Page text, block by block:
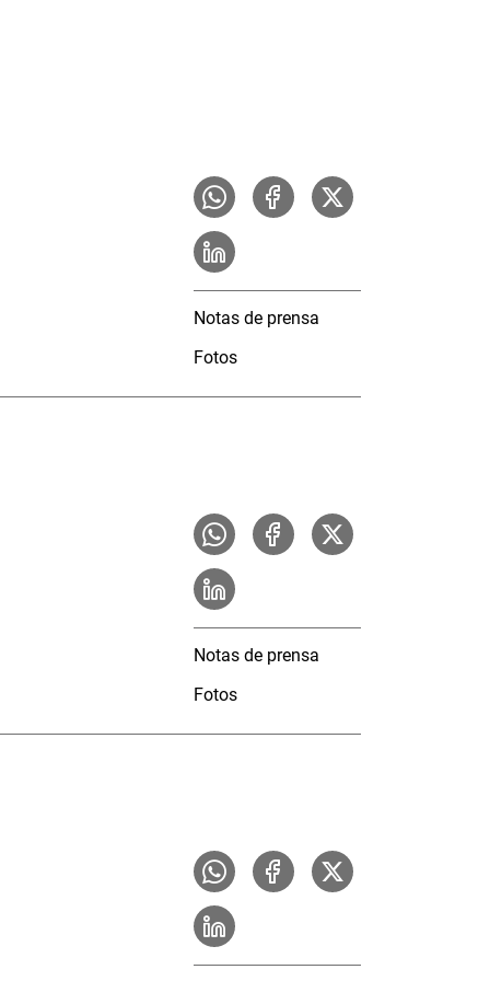
Notas de prensa
Fotos
Notas de prensa
Fotos